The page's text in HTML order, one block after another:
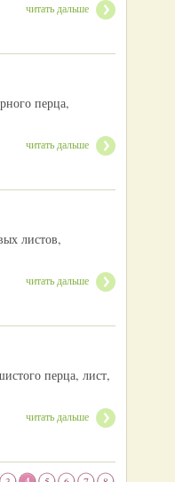
читать дальше
перца,
читать дальше
листов,
читать дальше
перца, лист,
читать дальше